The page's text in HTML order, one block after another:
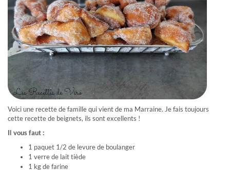
Voici une recette de famille qui vient de ma Marraine. Je fais toujours
cette recette de beignets, ils sont excellents !
Il vous faut :
1 paquet 1/2 de levure de boulanger
1 verre de lait tiède
1 kg de farine